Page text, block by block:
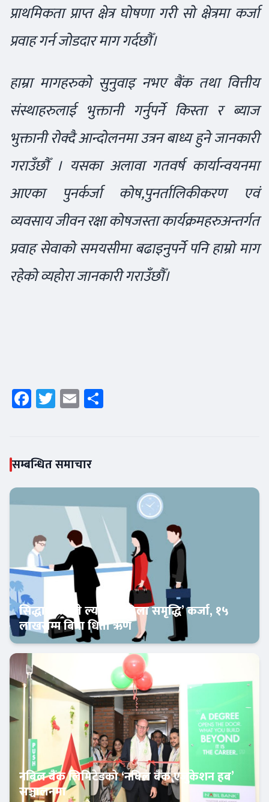
प्राथमिकता प्राप्त क्षेत्र घोषणा गरी सो क्षेत्रमा कर्जा
प्रवाह गर्न जोडदार माग गर्दछौँ।
हाम्रा मागहरुको सुनुवाइ नभए बैंक तथा वित्तीय
संस्थाहरुलाई भुक्तानी गर्नुपर्ने किस्ता र ब्याज
भुक्तानी रोक्दै आन्दोलनमा उत्रन बाध्य हुने जानकारी
गराउँछौँ । यसका अलावा गतवर्ष कार्यान्वयनमा
आएका पुनर्कर्जा कोष,पुनर्तालिकीकरण एवं
व्यवसाय जीवन रक्षा कोषजस्ता कार्यक्रमहरुअन्तर्गत
प्रवाह सेवाको समयसीमा बढाइनुपर्ने पनि हाम्रो माग
रहेको व्यहोरा जानकारी गराउँछौँ।
Facebook
Twitter
Email
सम्बन्धित समाचार
सिद्धार्थ बैंकले ल्यायो ‘महिला समृद्धि’ कर्जा, १५
लाखसम्म बिना धितो ऋण
नबिल बैंक लिमिटेडको ‘नबिल बैंक एजुकेशन हब’
सञ्चालनमा